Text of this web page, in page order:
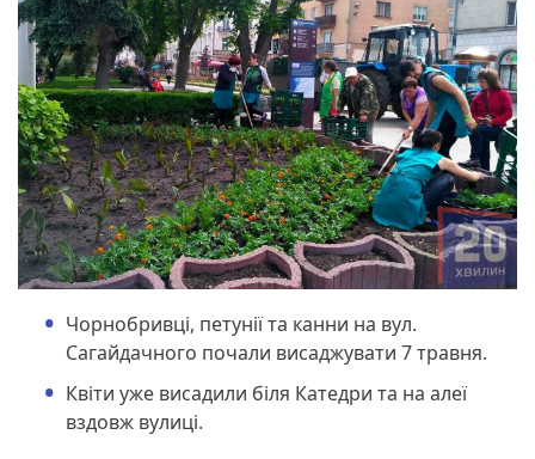
Чорнобривці, петунії та канни на вул.
Сагайдачного почали висаджувати 7 травня.
Квіти уже висадили біля Катедри та на алеї
вздовж вулиці.